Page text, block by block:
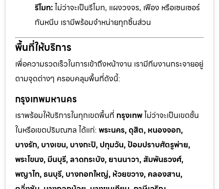
รีโมท:ไม่ว่าจะเป็นรีโมท, แผงวงจร, เฟือง หรือเซนเซอร์
กันหนีบ เรามีพร้อมจำหน่ายทุกชิ้นส่วน
พื้นที่ให้บริการ
เพื่อความรวดเร็วในการเข้าถึงหน้างาน เรามีทีมงานกระจายอยู่
ตามจุดต่างๆ ครอบคลุมพื้นที่ดังนี้:
กรุงเทพมหานคร
เราพร้อมให้บริการในทุกเขตพื้นที่ กรุงเทพไม่ว่าจะเป็นเขตชั้น
ในหรือเขตปริมณฑล ได้แก่: พระนคร, ดุสิต, หนองจอก,
บางรัก, บางเขน, บางกะปิ, ปทุมวัน, ป้อมปราบศัตรูพ่าย,
พระโขนง, มีนบุรี, ลาดกระบัง, ยานนาวา, สัมพันธวงศ์,
พญาไท, ธนบุรี, บางกอกใหญ่, ห้วยขวาง, คลองสาน,